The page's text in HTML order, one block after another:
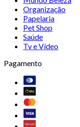
Organização
Papelaria
Pet Shop
Saúde
Tv e Vídeo
Pagamento